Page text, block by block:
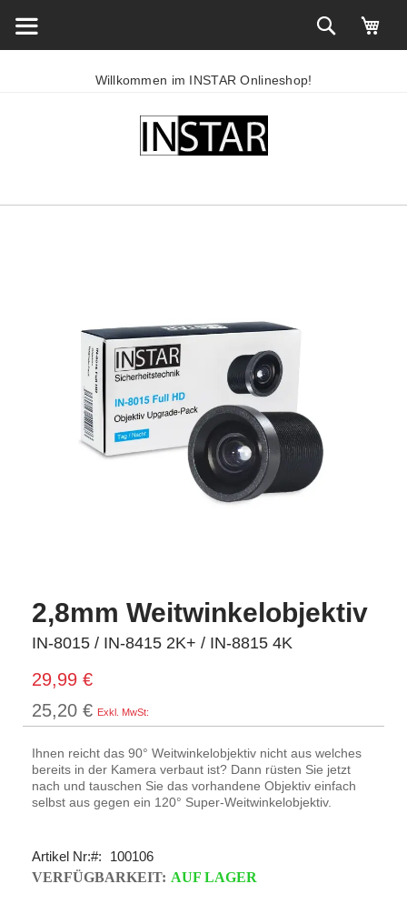
Willkommen im INSTAR Onlineshop!
2,8mm Weitwinkelobjektiv
IN-8015 / IN-8415 2K+ / IN-8815 4K
29,99 €
25,20 €
Ihnen reicht das 90° Weitwinkelobjektiv nicht aus welches
bereits in der Kamera verbaut ist? Dann rüsten Sie jetzt
nach und tauschen Sie das vorhandene Objektiv einfach
selbst aus gegen ein 120° Super-Weitwinkelobjektiv.
Artikel Nr:
100106
VERFÜGBARKEIT: AUF LAGER